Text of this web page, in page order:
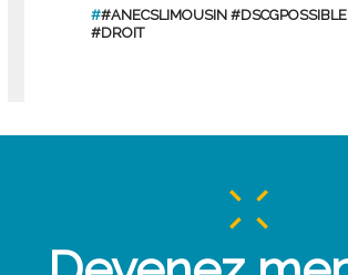
##ANECSLIMOUSIN
#DROIT